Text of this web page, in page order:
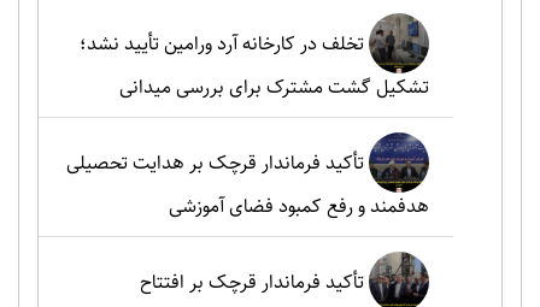
تخلف در کارخانه آرد ورامین تأیید نشد؛
تشکیل گشت مشترک برای بررسی میدانی
تأکید فرماندار قرچک بر هدایت تحصیلی
هدفمند و رفع کمبود فضای آموزشی
تأکید فرماندار قرچک بر افتتاح